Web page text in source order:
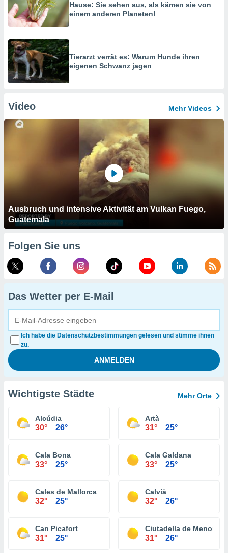
Hause: Sie sehen aus, als kämen sie von
einem anderen Planeten!
Tierarzt verrät es: Warum Hunde ihren
eigenen Schwanz jagen
Video Mehr Videos
Ausbruch und intensive Aktivität am Vulkan Fuego,
Guatemala
Folgen Sie uns
Das Wetter per E-Mail
Ich habe die Datenschutzbestimmungen gelesen und stimme ihnen
zu.
Wichtigste Städte Mehr Orte
Alcúdia
30° 26°
Artà
31° 25°
Cala Bona
33° 25°
Cala Galdana
33° 25°
Cales de Mallorca
32° 25°
Calvià
32° 26°
Can Picafort
31° 25°
Ciutadella de Menorca
31° 26°